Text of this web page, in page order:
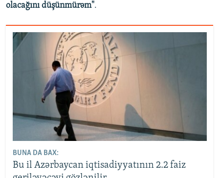
olacağını düşünmürəm".
BUNA DA BAX:
Bu il Azərbaycan iqtisadiyyatının 2.2 faiz